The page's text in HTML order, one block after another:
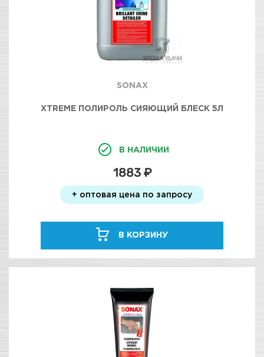
SONAX
XTREME ПОЛИРОЛЬ СИЯЮЩИЙ БЛЕСК 5Л
В НАЛИЧИИ
1883 ₽
+ оптовая цена по запросу
В КОРЗИНУ